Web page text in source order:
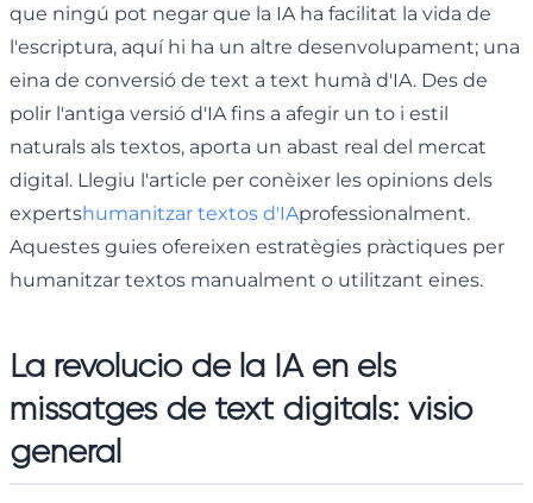
que ningú pot negar que la IA ha facilitat la vida de
l'escriptura, aquí hi ha un altre desenvolupament; una
eina de conversió de text a text humà d'IA. Des de
polir l'antiga versió d'IA fins a afegir un to i estil
naturals als textos, aporta un abast real del mercat
digital. Llegiu l'article per conèixer les opinions dels
expertshumanitzar textos d'IAprofessionalment.
Aquestes guies ofereixen estratègies pràctiques per
humanitzar textos manualment o utilitzant eines.
La revolució de la IA en els
missatges de text digitals: visió
general